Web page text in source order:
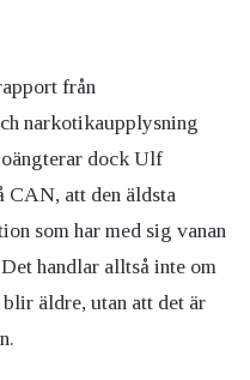
från
narkotikaupplysning
dock Ulf
CAN, att den äldsta
som har med sig vanan
handlar alltså inte om
äldre, utan att det är